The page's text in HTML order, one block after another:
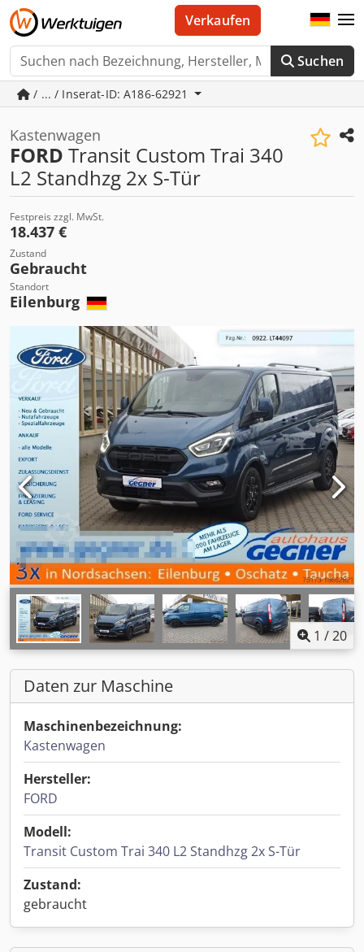
Suchen
Verkaufen
/ ... / Inserat-ID: A186-62921
Kastenwagen
FORD Transit Custom Trai 340
L2 Standhzg 2x S-Tür
Festpreis zzgl. MwSt.
18.437 €
Zustand
Gebraucht
Standort
Eilenburg
1 /20
Daten zur Maschine
Maschinenbezeichnung:
Kastenwagen
Hersteller:
FORD
Modell:
Transit Custom Trai 340 L2 Standhzg 2x S-Tür
Zustand:
gebraucht